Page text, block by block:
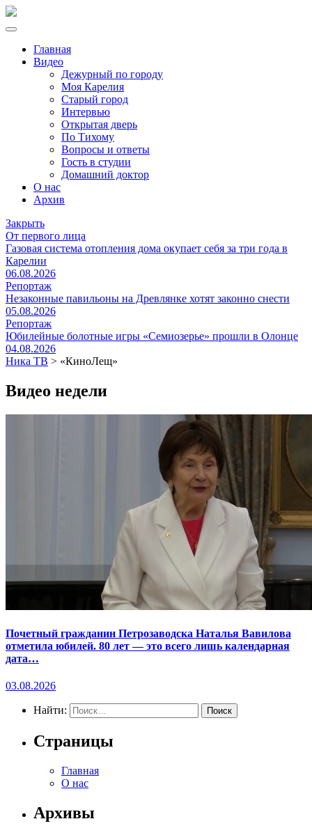
Главная
Видео
Дежурный по городу
Моя Карелия
Старый город
Интервью
Открытая дверь
По Тихому
Вопросы и ответы
Гость в студии
Домашний доктор
О нас
Архив
Закрыть
От первого лица
Газовая система отопления дома окупает себя за три года в
Карелии
06.08.2026
Репортаж
Незаконные павильоны на Древлянке хотят законно снести
05.08.2026
Репортаж
Юбилейные болотные игры «Семиозерье» прошли в Олонце
04.08.2026
Ника ТВ > «КиноЛещ»
Видео недели
Почетный гражданин Петрозаводска Наталья Вавилова
отметила юбилей. 80 лет — это всего лишь календарная
дата…
03.08.2026
Найти:
Страницы
Главная
О нас
Архивы